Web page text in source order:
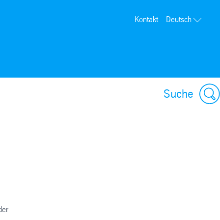
Kontakt Deutsch
Suche